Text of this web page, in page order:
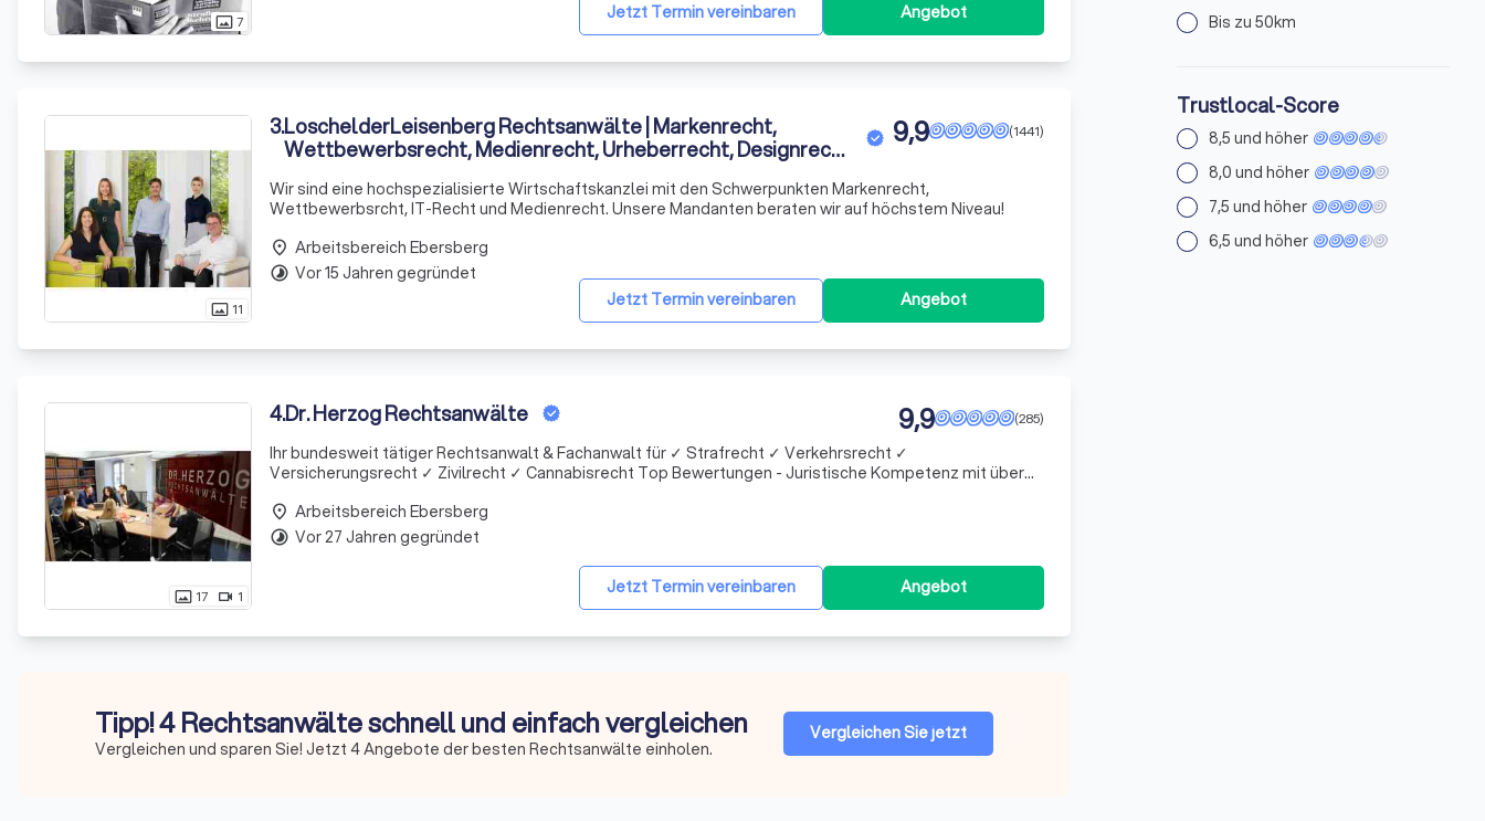
photo_size_select_actual7 Jetzt Termin vereinbaren Angebot
photo_size_select_actual 11
3.LoschelderLeisenberg Rechtsanwälte | Markenrecht,
Wettbewerbsrecht, Medienrecht, Urheberrecht, Designrecht
(1441)
9,9
Wir sind eine hochspezialisierte Wirtschaftskanzlei mit den Schwerpunkten Markenrecht,
Wettbewerbsrcht, IT-Recht und Medienrecht. Unsere Mandanten beraten wir auf höchstem Niveau!
Jetzt Termin vereinbaren Angebot
place Arbeitsbereich Ebersberg
timelapse Vor 15 Jahren gegründet
photo_size_select_actual 17 videocam 1
4.Dr. Herzog Rechtsanwälte (285)
9,9
Ihr bundesweit tätiger Rechtsanwalt & Fachanwalt für ✓ Strafrecht ✓ Verkehrsrecht ✓
Versicherungsrecht ✓ Zivilrecht ✓ Cannabisrecht Top Bewertungen - Juristische Kompetenz mit über
Jetzt Termin vereinbaren Angebot
place Arbeitsbereich Ebersberg
timelapse Vor 27 Jahren gegründet
Tipp! 4 Rechtsanwälte schnell und einfach vergleichen
Vergleichen und sparen Sie! Jetzt 4 Angebote der besten Rechtsanwälte einholen.
Vergleichen Sie jetzt
Bis zu 50km
Trustlocal-Score
8,5 und höher
8,0 und höher
7,5 und höher
6,5 und höher